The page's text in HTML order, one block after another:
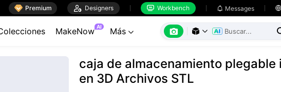
 Premium  Designers  Workbench  Messages 
MakeNow AI Más    
caja de almacenamiento plegable
en 3D Archivos STL